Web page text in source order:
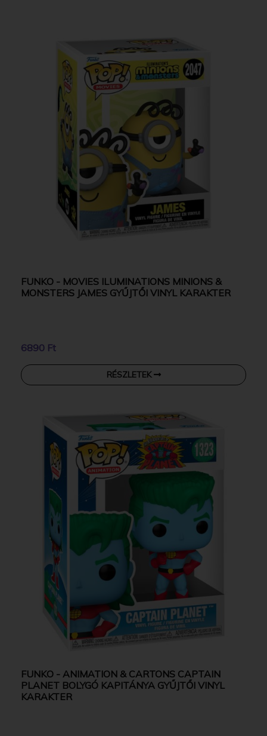
FUNKO - MOVIES ILUMINATIONS MINIONS &
MONSTERS JAMES GYŰJTŐI VINYL KARAKTER
6890 Ft
RÉSZLETEK
FUNKO - ANIMATION & CARTONS CAPTAIN
PLANET BOLYGÓ KAPITÁNYA GYŰJTŐI VINYL
KARAKTER